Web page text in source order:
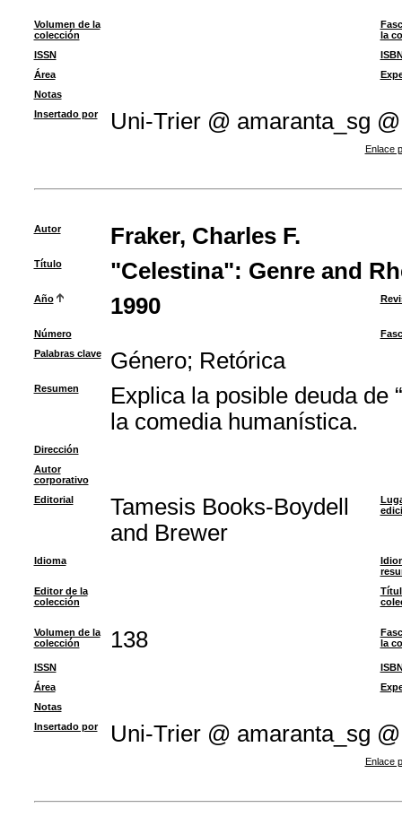
Volumen de la
colección
la
ISSN
Área
Notas
Insertado por
Uni-Trier @ amaranta_sg @
Enlace
Autor Fraker, Charles F.
Título "Celestina": Genre and
Año 1990
Número
Palabras clave
Género; Retórica
Resumen
Explica la posible deuda de
la comedia humanística.
Dirección
Autor
corporativo
Editorial
Tamesis Books-Boydell
and Brewer
Idioma
Editor de la
colección
Volumen de la
colección
138
la
ISSN
Área
Notas
Insertado por
Uni-Trier @ amaranta_sg
Enlace